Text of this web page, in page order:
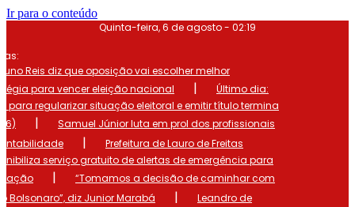
Ir para o conteúdo
Quinta-feira, 6 de agosto - 02:19
Reis diz que oposição vai escolher melhor
para vencer eleição nacional
|
Último dia:
para regularizar situação eleitoral e emitir título termina
|
Samuel Júnior luta em prol dos profissionais
|
Prefeitura de Lauro de Freitas
serviço gratuito de alertas de emergência para
|
“Tomamos a decisão de caminhar com
Bolsonaro”, diz Junior Marabá
|
Leandro de